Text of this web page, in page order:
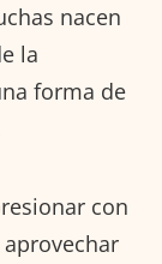
nacen
la
forma de
con